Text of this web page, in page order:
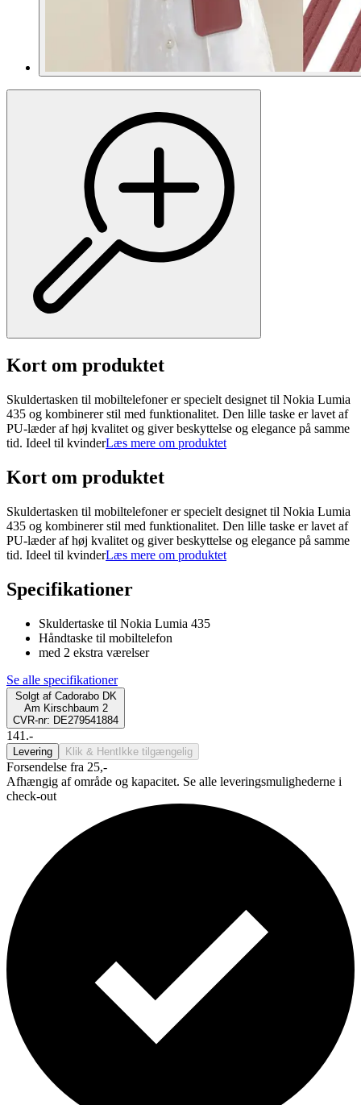
Kort om produktet
Skuldertasken til mobiltelefoner er specielt designet til Nokia Lumia
435 og kombinerer stil med funktionalitet. Den lille taske er lavet af
PU-læder af høj kvalitet og giver beskyttelse og elegance på samme
tid. Ideel til kvinderLæs mere om produktet
Kort om produktet
Skuldertasken til mobiltelefoner er specielt designet til Nokia Lumia
435 og kombinerer stil med funktionalitet. Den lille taske er lavet af
PU-læder af høj kvalitet og giver beskyttelse og elegance på samme
tid. Ideel til kvinderLæs mere om produktet
Specifikationer
Skuldertaske til Nokia Lumia 435
Håndtaske til mobiltelefon
med 2 ekstra værelser
Se alle specifikationer
Solgt af Cadorabo DK
Am Kirschbaum 2
CVR-nr: DE279541884
141.-
Levering Klik & Hent Ikke tilgængelig
Forsendelse fra 25,-
Afhængig af område og kapacitet. Se alle leveringsmulighederne i
check-out